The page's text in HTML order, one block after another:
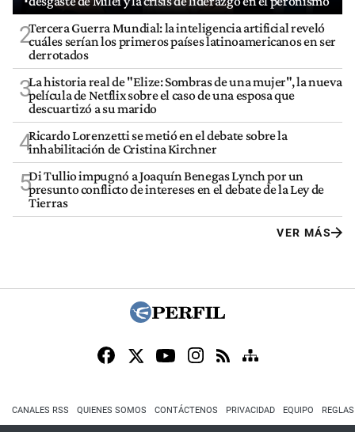
2Tercera Guerra Mundial: la inteligencia artificial reveló
cuáles serían los primeros países latinoamericanos en ser
derrotados
3La historia real de "Elize: Sombras de una mujer", la nueva
película de Netflix sobre el caso de una esposa que
descuartizó a su marido
4Ricardo Lorenzetti se metió en el debate sobre la
inhabilitación de Cristina Kirchner
5Di Tullio impugnó a Joaquín Benegas Lynch por un
presunto conflicto de intereses en el debate de la Ley de
Tierras
VER MÁS
CANALES RSS QUIENES SOMOS CONTÁCTENOS PRIVACIDAD EQUIPO